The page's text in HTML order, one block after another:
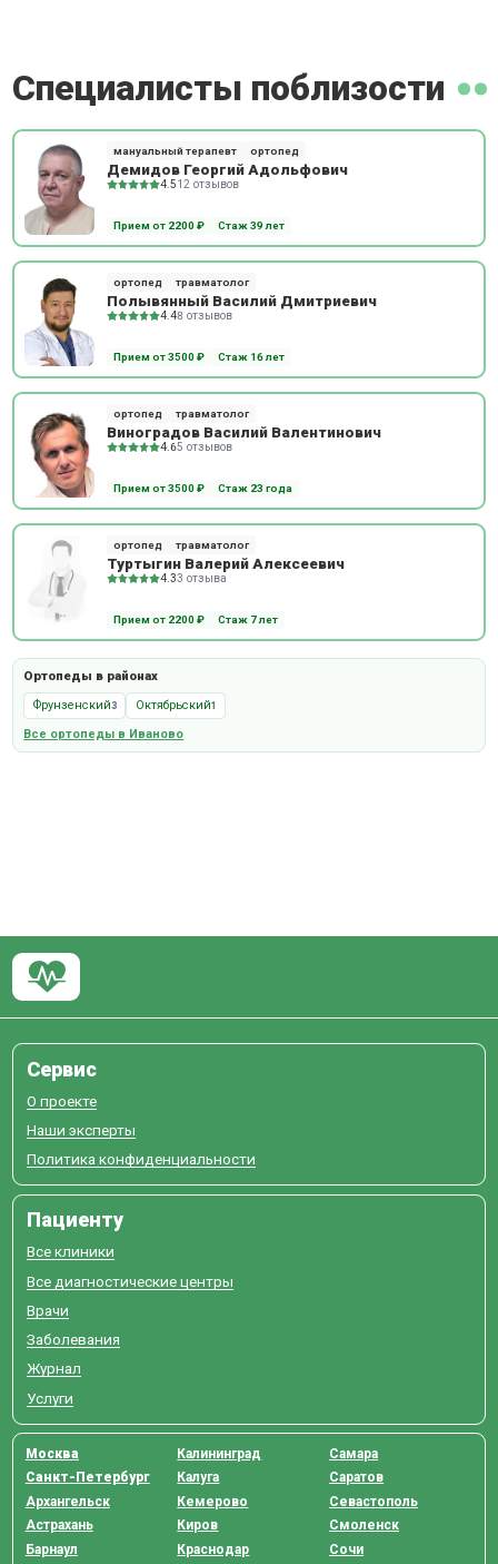
Специалисты поблизости
мануальный терапевт ортопед
Демидов Георгий Адольфович
4.512 отзывов
Прием от 2200 ₽ Стаж 39 лет
ортопед травматолог
Полывянный Василий Дмитриевич
4.48 отзывов
Прием от 3500 ₽ Стаж 16 лет
ортопед травматолог
Виноградов Василий Валентинович
4.65 отзывов
Прием от 3500 ₽ Стаж 23 года
ортопед травматолог
Туртыгин Валерий Алексеевич
4.33 отзыва
Прием от 2200 ₽ Стаж 7 лет
Ортопеды в районах
Фрунзенский3 Октябрьский1
Все ортопеды в Иваново
Сервис
О проекте
Наши эксперты
Политика конфиденциальности
Пациенту
Все клиники
Все диагностические центры
Врачи
Заболевания
Журнал
Услуги
Москва
Санкт-Петербург
Архангельск
Астрахань
Барнаул
Калининград
Калуга
Кемерово
Киров
Краснодар
Самара
Саратов
Севастополь
Смоленск
Сочи